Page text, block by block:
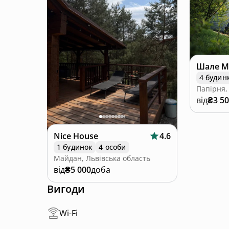
Nice House 4.6
1 будинок
4 особи
Майдан, Львівська область
від₴5 000доба
Шале
4
Папірня,
від₴3
Вигоди
Wi-Fi